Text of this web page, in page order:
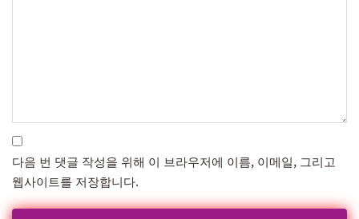
다음 번 댓글 작성을 위해 이 브라우저에 이름, 이메일, 그리고
웹사이트를 저장합니다.